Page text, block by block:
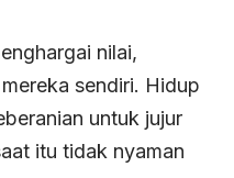
nilai,
sendiri. Hidup
untuk jujur
itu tidak nyaman